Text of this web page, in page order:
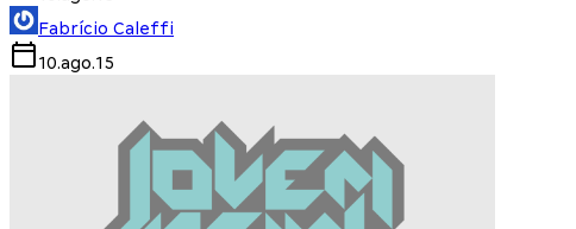
Fabrício Caleffi
10.ago.15